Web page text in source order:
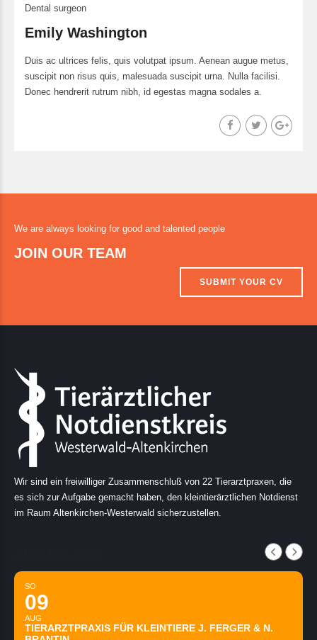
Dental surgeon
Emily Washington
Duis ac ultrices felis, quis volutpat ipsum. Aenean augue metus,
suscipit non risus quis, malesuada suscipit urna. Nulla facilisi.
Donec hendrerit rutrum nibh, id egestas magna sodales a.
We are always looking for good and talented people
JOIN OUR TEAM
SUBMIT YOUR CV
Wir sind ein freiwilliger Zusammenschluß von 22 Tierarztpraxen, die
es sich zur Aufgabe gemacht haben, den kleintierärztlichen Notdienst
im Raum Altenkirchen-Westerwald sicherzustellen.
SO
09
AUG
TIERARZTPRAXIS FÜR KLEINTIERE J. FERGER & N.